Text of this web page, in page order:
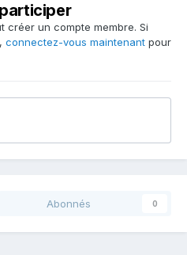
créer un compte membre. Si
connectez-vous maintenant pour
Abonnés 0